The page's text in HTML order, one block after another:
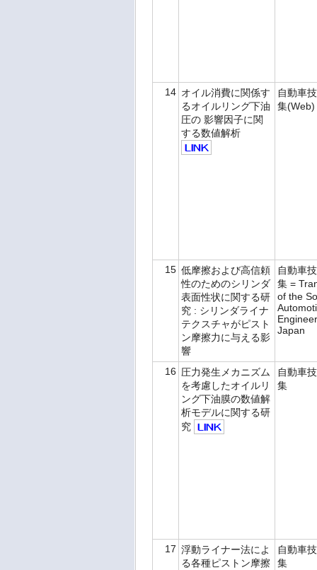
14 オイル消費に関係す
るオイルリング下油
圧の 影響因子に関
する数値解析
自動車
集(Web)
15 低摩擦および高信頼
性のためのシリンダ
表面性状に関する研
究 : シリンダライナ
テクスチャがピスト
ン摩擦力に与える影
響
自動車
集 =
of the
Japan
16 圧力発生メカニズム
を考慮したオイルリ
ング下油膜の数値解
析モデルに関する研
究
自動車
集
17 浮動ライナー法によ
る各種ピストン摩擦
自動車
集